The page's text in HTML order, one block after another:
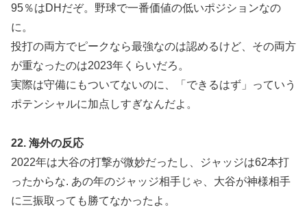
95％はDHだぞ。野球で一番価値の低いポジションなの
に。
投打の両方でピークなら最強なのは認めるけど、その両方
が重なったのは2023年くらいだろ。
実際は守備にもついてないのに、「できるはず」っていう
ポテンシャルに加点しすぎなんだよ。
22. 海外の反応
2022年は大谷の打撃が微妙だったし、ジャッジは62本打
ったからな. あの年のジャッジ相手じゃ、大谷が神様相手
に三振取っても勝てなかったよ。